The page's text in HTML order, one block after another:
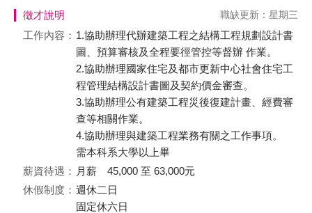
徵才說明 職缺更新：星期三
工作內容： 1.協助辦理代辦建築工程之結構工程規劃設計書
圖、預算審核及全程要徑管控等督辦 作業。
2.協助辦理國家住宅及都市更新中心社會住宅工
程管理結構設計書圖及契約價金審查。
3.協助辦理公有建築工程災後復建計畫、經費審
查等相關作業。
4.協助辦理與建築工程業務有關之工作事項。
需本科系大學以上畢
薪資待遇： 月薪 45,000 至 63,000元
休假制度： 週休二日
固定休六日